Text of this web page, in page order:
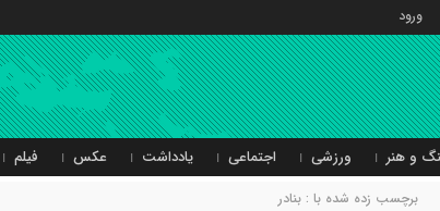
ورود
و هنر ورزشی اجتماعی یادداشت عکس فیلم
برچسب زده شده با : بنادر